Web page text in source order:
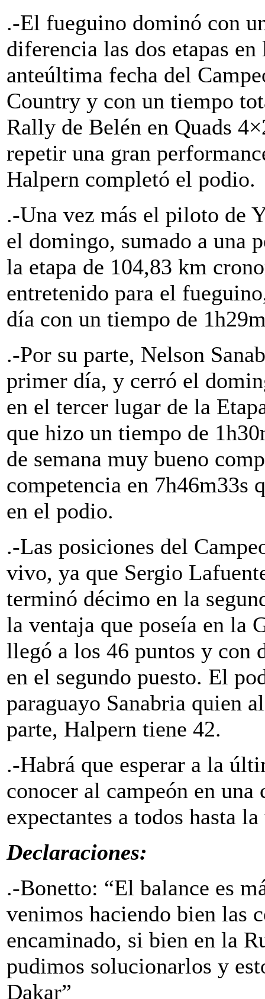
.-El fueguino dominó con
diferencia las dos etapas en
anteúltima fecha del
Country y con un tiempo
Rally de Belén en Quads
repetir una gran
Halpern completó el podio.
.-Una vez más el piloto de
el domingo, sumado a una
la etapa de 104,83 km
entretenido para el
día con un tiempo de
.-Por su parte, Nelson
primer día, y cerró el
en el tercer lugar de la
que hizo un tiempo de
de semana muy bueno
competencia en 7h46m33s
en el podio.
.-Las posiciones del
vivo, ya que Sergio
terminó décimo en la
la ventaja que poseía en la
llegó a los 46 puntos y con
en el segundo puesto. El
paraguayo Sanabria quien
parte, Halpern tiene 42.
.-Habrá que esperar a la
conocer al campeón en una
expectantes a todos hasta
Declaraciones:
.-Bonetto: “El balance es
venimos haciendo bien las
encaminado, si bien en la
pudimos solucionarlos y
Dakar”